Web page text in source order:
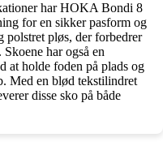
har HOKA Bondi 8
for en sikker pasform og
polstret pløs, der forbedrer
har også en
at holde foden på plads og
Med en blød tekstilindret
disse sko på både